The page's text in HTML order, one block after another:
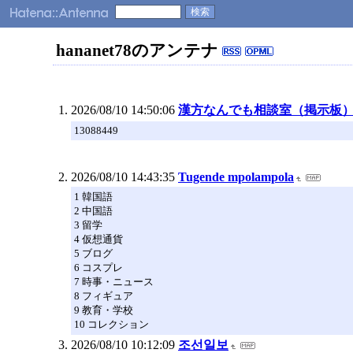
hananet78のアンテナ
2026/08/10 14:50:06 漢方なんでも相談室（掲示板
13088449
2026/08/10 14:43:35 Tugende mpolampola
1 韓国語
2 中国語
3 留学
4 仮想通貨
5 ブログ
6 コスプレ
7 時事・ニュース
8 フィギュア
9 教育・学校
10 コレクション
2026/08/10 10:12:09 조선일보